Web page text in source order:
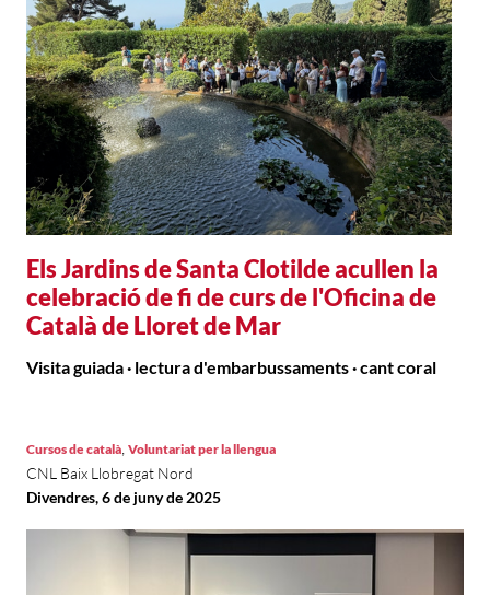
Els Jardins de Santa Clotilde acullen la
celebració de fi de curs de l'Oficina de
Català de Lloret de Mar
Visita guiada · lectura d'embarbussaments · cant coral
Cursos de català, Voluntariat per la llengua
CNL Baix Llobregat Nord
Divendres, 6 de juny de 2025